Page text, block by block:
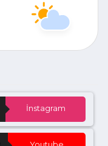
İnstagram